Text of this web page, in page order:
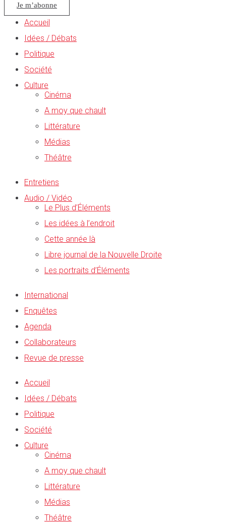
Je m’abonne
Accueil
Idées / Débats
Politique
Société
Culture
Cinéma
A moy que chault
Littérature
Médias
Théâtre
Entretiens
Audio / Vidéo
Le Plus d’Éléments
Les idées à l’endroit
Cette année là
Libre journal de la Nouvelle Droite
Les portraits d’Éléments
International
Enquêtes
Agenda
Collaborateurs
Revue de presse
Accueil
Idées / Débats
Politique
Société
Culture
Cinéma
A moy que chault
Littérature
Médias
Théâtre